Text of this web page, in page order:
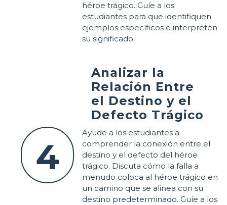
héroe trágico. Guíe a los
estudiantes para que identifiquen
ejemplos específicos e interpreten
su significado.
4
Analizar la
Relación Entre
el Destino y el
Defecto Trágico
Ayude a los estudiantes a
comprender la conexión entre el
destino y el defecto del héroe
trágico. Discuta cómo la falla a
menudo coloca al héroe trágico en
un camino que se alinea con su
destino predeterminado. Guíe a los